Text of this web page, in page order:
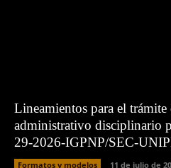
Lineamientos para el
administrativo disciplinario
29-2026-IGPNP/SEC-
Formatos y modelos 11 de julio de